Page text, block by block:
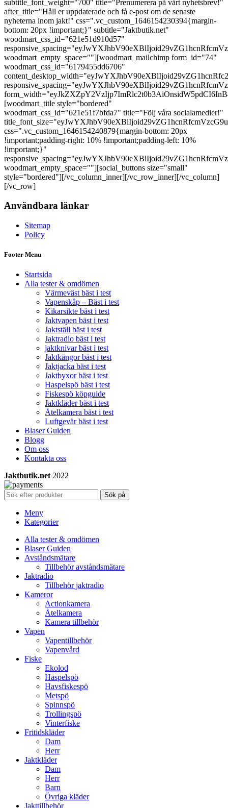
subtitle_font_weight="700" title="Prenumerera på vårt nyhetsbrev!"
after_title="Håll er uppdaterade och få e-post om de senaste
nyheterna inom jakt!" css=".vc_custom_1646154230394{margin-
bottom: 20px !important;}" subtitle="Jaktbutik.net"
woodmart_css_id="621e51d910d57"
woodmart_empty_space=""][woodmart_mailchimp form_id="74"
woodmart_css_id="6179455dd6706"
[woodmart_title style="bordered"
woodmart_css_id="621e51f7bfda7" title="Följ våra socialamedier!"
css=".vc_custom_1646154240879{margin-bottom: 20px
!important;padding-right: 10% !important;padding-left: 10%
!important;}"
woodmart_empty_space=""][social_buttons size="small"
style="bordered"][/vc_column_inner][/vc_row_inner][/vc_column]
[/vc_row]
Användbara länkar
Sitemap
Policy
Footer Menu
Startsida
Alla tester & omdömen
Värmeväst bäst i test
Vapenskåp – Bäst i test
Kikarsikte bäst i test
Jaktvapen bäst i test
Jaktställ bäst i test
Jaktradio bäst i test
jaktknivar bäst i test
Jaktkängor bäst i test
Jaktjacka bäst i test
Jaktbyxor bäst i test
Haspelspö bäst i test
Fiskespö köpguide
Jaktkläder bäst i test
Åtelkamera bäst i test
Luftgevär bäst i test
Blaser Guiden
Blogg
Om oss
Kontakta oss
Jaktbutik.net 2022
Sök på
Meny
Kategorier
Alla tester & omdömen
Blaser Guiden
Avståndsmätare
Tillbehör avståndsmätare
Jaktradio
Tillbehör jaktradio
Kameror
Actionkamera
Åtelkamera
Kamera tillbehör
Vapen
Vapentillbehör
Vapenvård
Fiske
Ekolod
Haspelspö
Havsfiskespö
Metspö
Spinnspö
Trollingspö
Vinterfiske
Fritidskläder
Dam
Herr
Jaktkläder
Dam
Herr
Barn
Övriga kläder
Jakttillbehör